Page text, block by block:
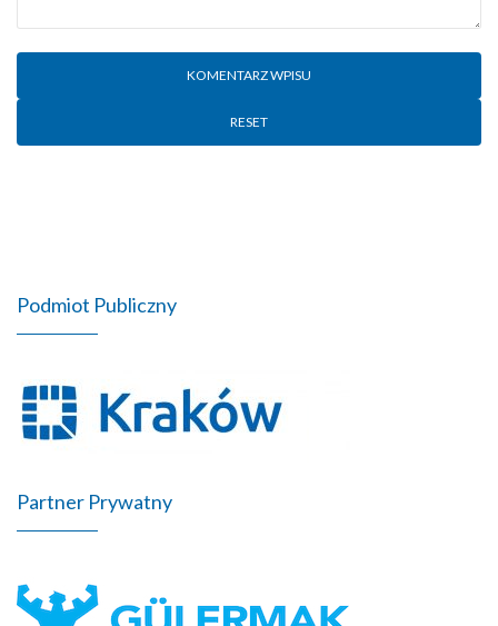
RESET
Podmiot Publiczny
Partner Prywatny